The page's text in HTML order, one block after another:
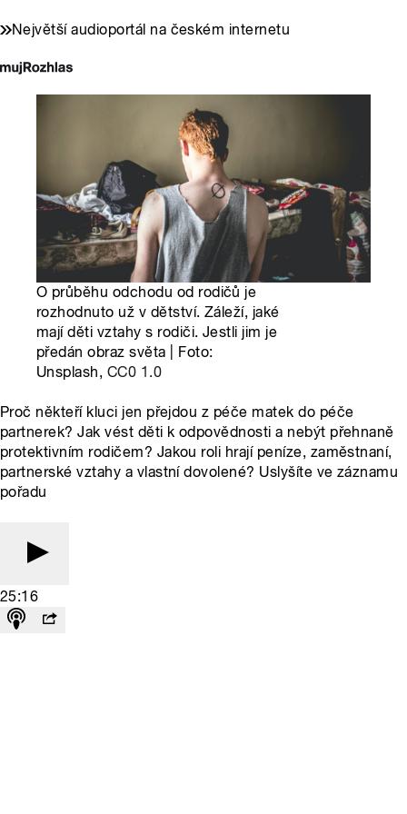
Největší audioportál na českém internetu
O průběhu odchodu od rodičů je
rozhodnuto už v dětství. Záleží, jaké
mají děti vztahy s rodiči. Jestli jim je
předán obraz světa | Foto:
Unsplash, CC0 1.0
Proč někteří kluci jen přejdou z péče matek do péče
partnerek? Jak vést děti k odpovědnosti a nebýt přehnaně
protektivním rodičem? Jakou roli hrají peníze, zaměstnaní,
partnerské vztahy a vlastní dovolené? Uslyšíte ve záznamu
pořadu
25:16